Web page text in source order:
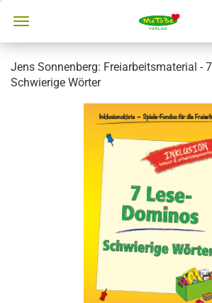
Jens Sonnenberg: Freiarbeitsmaterial -
Schwierige Wörter